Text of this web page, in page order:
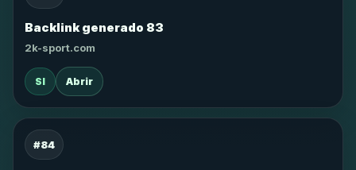
Backlink generado 83
2k-sport.com
SI Abrir
#84